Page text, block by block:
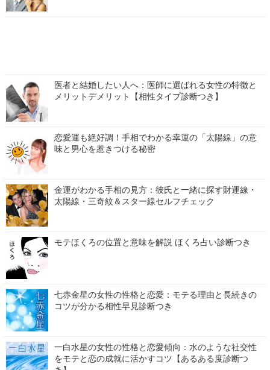
医者と結婚したい人へ：医師に選ばれる女性の特徴と
メリットデメリット【相性タイプ診断つき】
恋愛運も絶好調！手相でわかる幸運の「太陽線」の意
味と男心を惹きつける秘密
金運がわかる手相の見方：彼氏と一緒に探す財運線・
太陽線・三奇紋＆スター線セルフチェック
モテほくろの位置と意味を解説 ほくろ占い診断つき
七赤金星の女性の性格と恋愛：モテる理由と長続きの
コツが分かる相性早見診断つき
一白水星の女性の性格と恋愛傾向：水のような社交性
をモテと恋の成就に活かすコツ【あるある度診断つ